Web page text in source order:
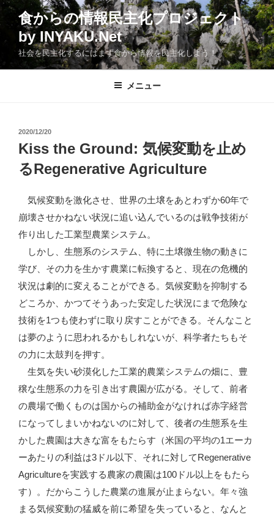
コ
食からの情報民主化プロジェクト
by INYAKU.Net
社会を民主化するにはまず食から情報を民主化しよう！
メニュー
投
稿
日:
2020/12/20
Kiss the Ground: 気候変動を止め
るRegenerative Agriculture
気候変動を激化させ、世界の土壌をあとわずか60年で
崩壊させかねない状況に追い込んでいるのは戦争技術が
作り出した工業型農業システム。
しかし、生態系のシステム、特に土壌微生物の動きに
学び、その力を生かす農業に転換すると、現在の危機的
状況は劇的に変えることができる。気候変動を抑制する
どころか、かつてそうあった安定した状況にまで危険な
技術を1つも使わずに取り戻すことができる。そんなこと
は夢のように思われるかもしれないが、科学者たちもそ
の力に太鼓判を押す。
生気を失い砂漠化した工業的農業システムの畑に、豊
穣な生態系の力を引き出す農園が広がる。そして、前者
の農場で働くものは国からの補助金がなければ赤字経営
になってしまいかねないのに対して、後者の生態系を生
かした農園は大きな富をもたらす（米国の平均の1エーカ
ーあたりの利益は3ドル以下、それに対してRegenerative
Agricultureを実践する農家の農園は100ドル以上をもたら
す）。だからこうした農業の進展が止まらない。年々強
まる気候変動の猛威を前に希望を失っていると、なんと